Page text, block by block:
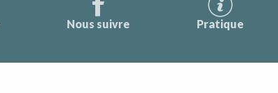
Nous suivre Pratique